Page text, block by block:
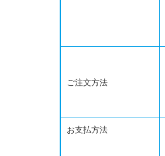
ご注文方法
お支払方法